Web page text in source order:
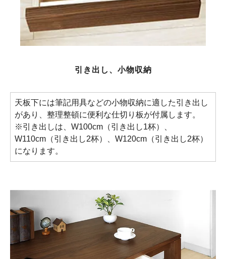
引き出し、小物収納
天板下には筆記用具などの小物収納に適した引き出し
があり、整理整頓に便利な仕切り板が付属します。
※引き出しは、W100cm（引き出し1杯）、
W110cm（引き出し2杯）、W120cm（引き出し2杯）
になります。